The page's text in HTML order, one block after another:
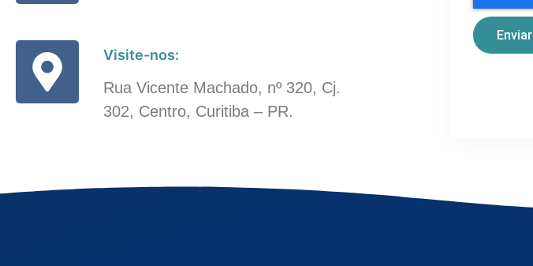
Visite-nos:
Rua Vicente Machado, nº 320, Cj.
302, Centro, Curitiba – PR.
Enviar